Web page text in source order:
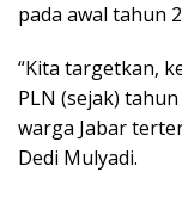
pada awal tahun
“Kita targetkan,
PLN (sejak)
warga Jabar
Dedi Mulyadi.